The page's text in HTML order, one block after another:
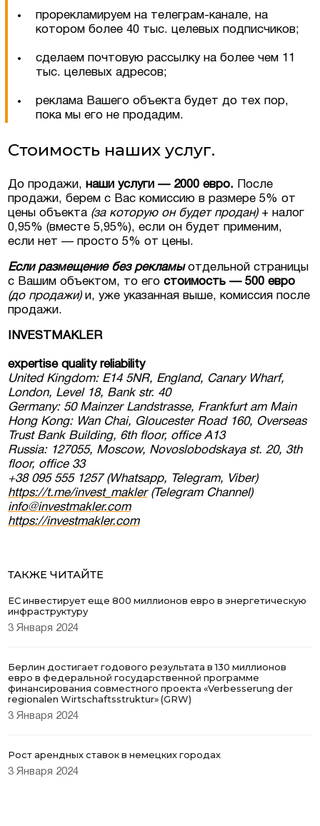
прорекламируем на телеграм-канале, на
котором более 40 тыс. целевых подписчиков;
сделаем почтовую рассылку на более чем 11
тыс. целевых адресов;
реклама Вашего объекта будет до тех пор,
пока мы его не продадим.
Стоимость наших услуг.
До продажи,наши услуги — 2000 евро. После
продажи, берем с Вас комиссию в размере 5% от
цены объекта (за которую он будет продан)+ налог
0,95% (вместе 5,95%), если он будет применим,
если нет — просто 5% от цены.
Если размещение без рекламыотдельной страницы
с Вашим объектом, то егостоимость — 500 евро
(до продажи)и, уже указанная выше, комиссия после
продажи.
INVESTMAKLER
expertise quality reliability
United Kingdom: E14 5NR, England, Canary Wharf,
London, Level 18, Bank str. 40
Germany: 50 Mainzer Landstrasse, Frankfurt am Main
Hong Kong: Wan Chai, Gloucester Road 160, Overseas
Trust Bank Building, 6th floor, office A13
Russia: 127055, Moscow, Novoslobodskaya st. 20, 3th
floor, office 33
+38 095 555 1257 (Whatsapp, Telegram, Viber)
https://t.me/invest_makler(Telegram Channel)
info@investmakler.com
https://investmakler.com
ТАКЖЕ ЧИТАЙТЕ
ЕС инвестирует еще 800 миллионов евро в энергетическую
инфраструктуру
3 Января 2024
Берлин достигает годового результата в 130 миллионов
евро в федеральной государственной программе
финансирования совместного проекта «Verbesserung der
regionalen Wirtschaftsstruktur» (GRW)
3 Января 2024
Рост арендных ставок в немецких городах
3 Января 2024
Оставить заявку
Соглашаюсь на обработку персональных
данных